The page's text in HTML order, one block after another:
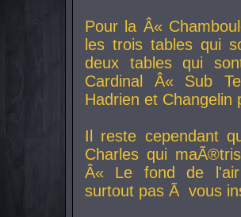
Pour la Â«
les trois tables qui
deux tables qui
Cardinal
Â« Sub
Hadrien et Changelin
Il reste cependant
Charles qui
Â« Le fond de
surtout pas Ã vous